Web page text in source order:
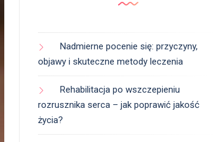
Nadmierne pocenie się: przyczyny,
objawy i skuteczne metody leczenia
Rehabilitacja po wszczepieniu
rozrusznika serca – jak poprawić jakość
życia?